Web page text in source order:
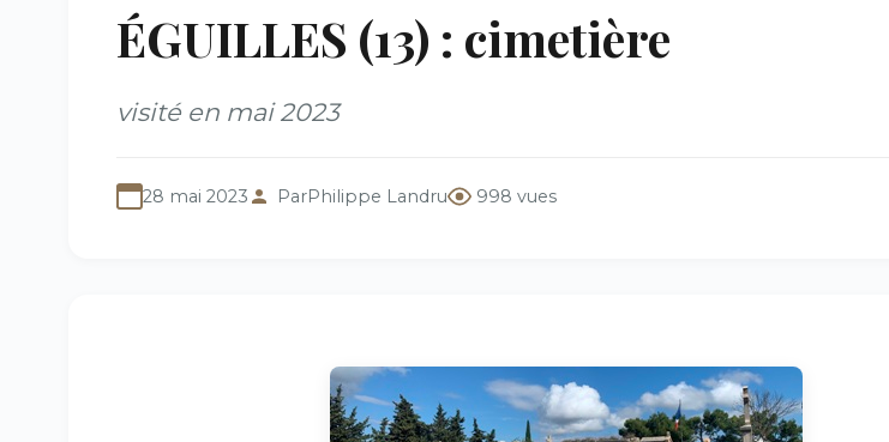
ÉGUILLES (13) : cimetière
visité en mai 2023
28 mai 2023 ParPhilippe Landru 998 vues